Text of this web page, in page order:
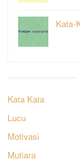
Kata-
Kata Kata
Lucu
Motivasi
Mutiara